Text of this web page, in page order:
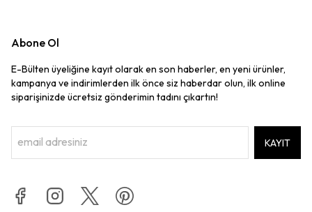
Abone Ol
E-Bülten üyeliğine kayıt olarak en son haberler, en yeni ürünler,
kampanya ve indirimlerden ilk önce siz haberdar olun, ilk online
siparişinizde ücretsiz gönderimin tadını çıkartın!
KAYIT